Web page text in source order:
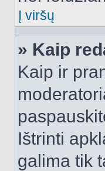
Į viršų
» Kaip
Kaip ir
Ištrinti
galima tik